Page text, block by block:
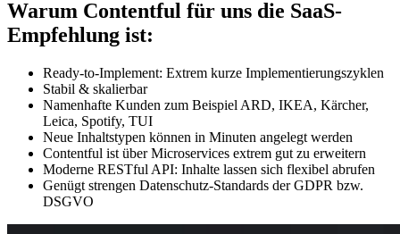
Warum Contentful für uns die SaaS-
Empfehlung ist:
Ready-to-Implement: Extrem kurze Implementierungszyklen
Stabil & skalierbar
Namenhafte Kunden zum Beispiel ARD, IKEA, Kärcher,
Leica, Spotify, TUI
Neue Inhaltstypen können in Minuten angelegt werden
Contentful ist über Microservices extrem gut zu erweitern
Moderne RESTful API: Inhalte lassen sich flexibel abrufen
Genügt strengen Datenschutz-Standards der GDPR bzw.
DSGVO